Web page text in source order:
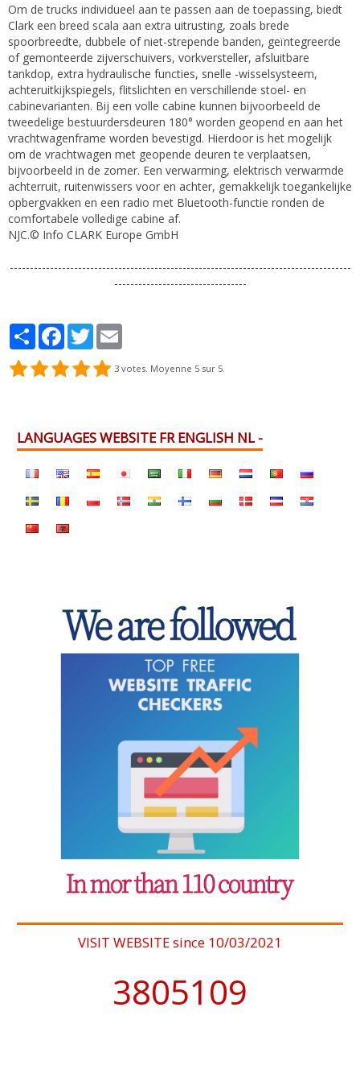
Om de trucks individueel aan te passen aan de toepassing, biedt
Clark een breed scala aan extra uitrusting, zoals brede
spoorbreedte, dubbele of niet-strepende banden, geïntegreerde
of gemonteerde zijverschuivers, vorkversteller, afsluitbare
tankdop, extra hydraulische functies, snelle -wisselsysteem,
achteruitkijkspiegels, flitslichten en verschillende stoel- en
cabinevarianten. Bij een volle cabine kunnen bijvoorbeeld de
tweedelige bestuurdersdeuren 180° worden geopend en aan het
vrachtwagenframe worden bevestigd. Hierdoor is het mogelijk
om de vrachtwagen met geopende deuren te verplaatsen,
bijvoorbeeld in de zomer. Een verwarming, elektrisch verwarmde
achterruit, ruitenwissers voor en achter, gemakkelijk toegankelijke
opbergvakken en een radio met Bluetooth-functie ronden de
comfortabele volledige cabine af.
NJC.© Info CLARK Europe GmbH
-------------------------------------------------------------------------------------
---------------------------------
PartagerFacebook
Twitter
3 votes. Moyenne 5 sur 5.
LANGUAGES WEBSITE FR ENGLISH NL -
VISIT WEBSITE since 10/03/2021
4076902